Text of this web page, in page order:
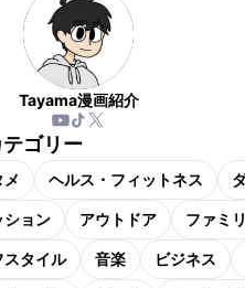
Tayama漫画紹介
ゴリー
メ ヘルス・フィットネス
ション アウトドア ファミ
スタイル 音楽 ビジネス